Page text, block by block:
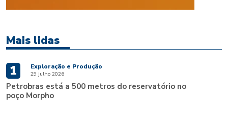
Mais lidas
1 Exploração e Produção
29 julho 2026
Petrobras está a 500 metros do reservatório no
poço Morpho